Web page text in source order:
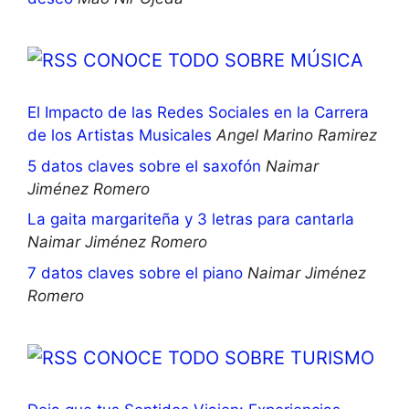
CONOCE TODO SOBRE MÚSICA
El Impacto de las Redes Sociales en la Carrera
de los Artistas Musicales Angel Marino Ramirez
5 datos claves sobre el saxofón Naimar
Jiménez Romero
La gaita margariteña y 3 letras para cantarla
Naimar Jiménez Romero
7 datos claves sobre el piano Naimar Jiménez
Romero
CONOCE TODO SOBRE TURISMO